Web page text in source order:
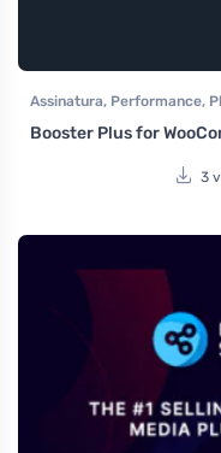
Assinatura, Performance,
Woocommerce
Booster Plus for
3